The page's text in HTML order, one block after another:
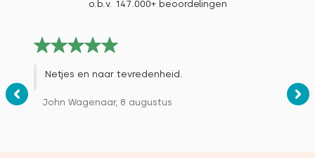
o.b.v. 147.000+ beoordelingen
Netjes en naar tevredenheid.
John Wagenaar, 8 augustus